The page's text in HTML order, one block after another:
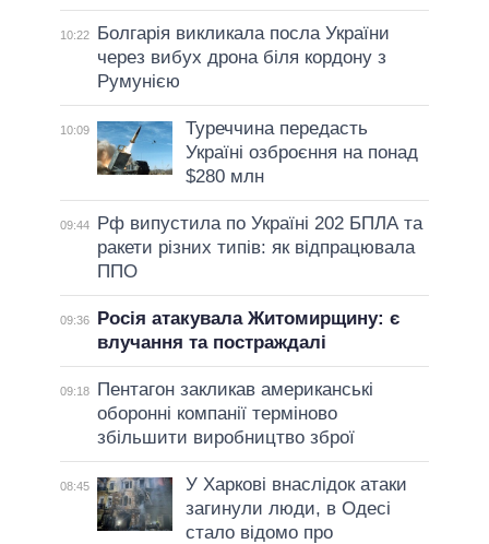
10:22
Болгарія викликала посла України
через вибух дрона біля кордону з
Румунією
10:09
Туреччина передасть
Україні озброєння на понад
$280 млн
09:44
Рф випустила по Україні 202 БПЛА та
ракети різних типів: як відпрацювала
ППО
09:36
Росія атакувала Житомирщину: є
влучання та постраждалі
09:18
Пентагон закликав американські
оборонні компанії терміново
збільшити виробництво зброї
08:45
У Харкові внаслідок атаки
загинули люди, в Одесі
стало відомо про